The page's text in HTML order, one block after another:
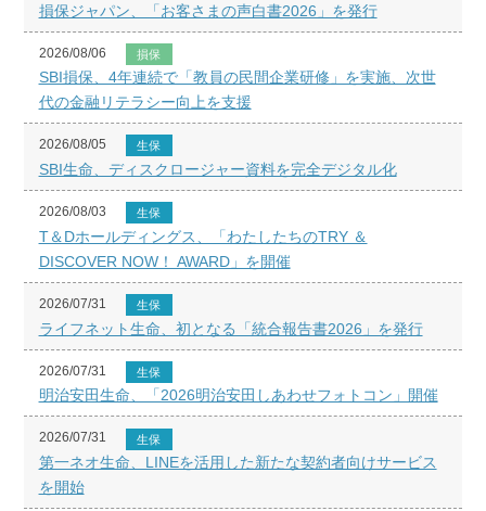
損保ジャパン、「お客さまの声白書2026」を発行
2026/08/06 損保
SBI損保、4年連続で「教員の民間企業研修」を実施、次世
代の金融リテラシー向上を支援
2026/08/05 生保
SBI生命、ディスクロージャー資料を完全デジタル化
2026/08/03 生保
T＆Dホールディングス、「わたしたちのTRY ＆
DISCOVER NOW！ AWARD」を開催
2026/07/31 生保
ライフネット生命、初となる「統合報告書2026」を発行
2026/07/31 生保
明治安田生命、「2026明治安田しあわせフォトコン」開催
2026/07/31 生保
第一ネオ生命、LINEを活用した新たな契約者向けサービス
を開始